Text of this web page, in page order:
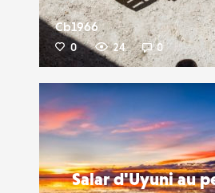
Cb1966
0 24 0
Salar d'Uyuni au